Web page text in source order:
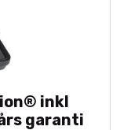
inkl
garanti